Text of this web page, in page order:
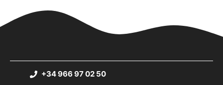
+34 966 97 02 50